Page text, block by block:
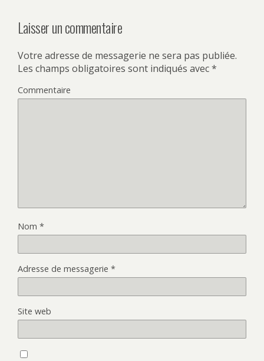
Laisser un commentaire
Votre adresse de messagerie ne sera pas publiée.
Les champs obligatoires sont indiqués avec*
Commentaire
Nom *
Adresse de messagerie *
Site web